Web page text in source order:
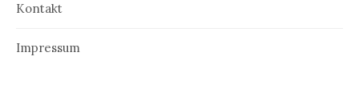
Kontakt
Impressum